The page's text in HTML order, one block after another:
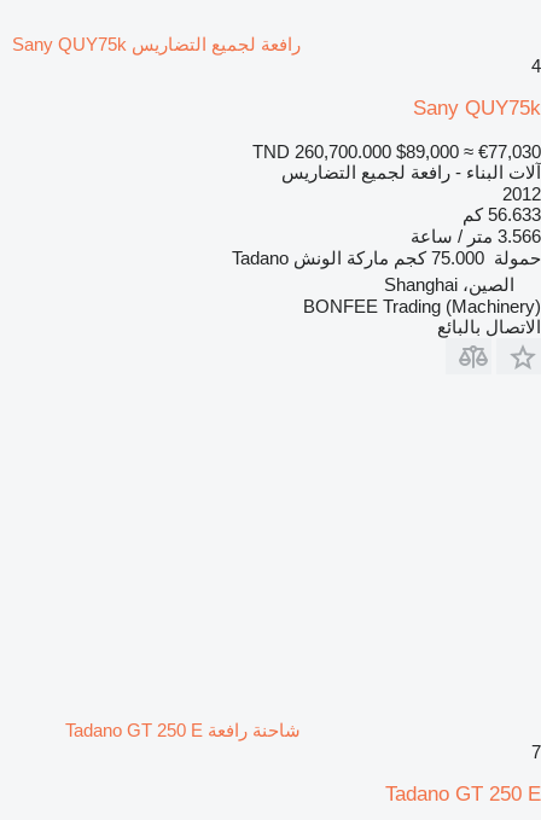
رافعة لجميع التضاريس Sany QUY75k
4
Sany QUY75k
TND 260,700.000 $89,000 ≈ €77,030
آلات البناء - رافعة لجميع التضاريس
2012
56.633 كم
3.566 متر / ساعة
حمولة 75.000 كجم ماركة الونش Tadano
الصين، Shanghai
BONFEE Trading (Machinery)
الاتصال بالبائع
شاحنة رافعة Tadano GT 250 E
7
Tadano GT 250 E